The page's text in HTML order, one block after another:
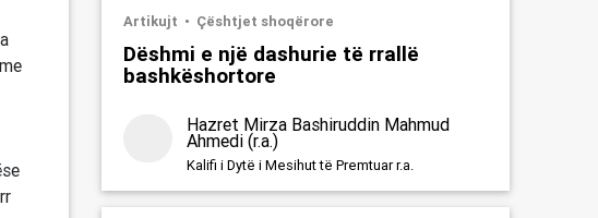
Artikujt Çështjet shoqërore
Dëshmi e një dashurie të rrallë
bashkëshortore
Hazret Mirza Bashiruddin Mahmud
Ahmedi (r.a.)
Kalifi i Dytë i Mesihut të Premtuar r.a.